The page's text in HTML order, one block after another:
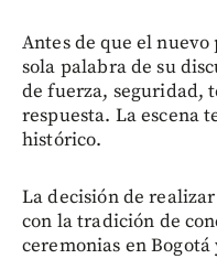
Antes de que el
sola palabra de su
de fuerza, seguridad,
respuesta. La escena
histórico.
La decisión de
con la tradición de
ceremonias en